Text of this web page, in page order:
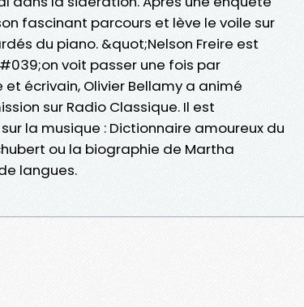
fascinant parcours et lève le voile sur
du piano. &quot;Nelson Freire est
voit passer une fois par
écrivain, Olivier Bellamy a animé
sur Radio Classique. Il est
la musique : Dictionnaire amoureux du
ou la biographie de Martha
langues.